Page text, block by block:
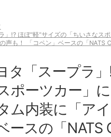
」!? ほぼ“軽”サイズの「ちいさなス
声も！ 「コペン」ベースの「NATS
「スープラ」
ポーツカー」
ム内装に「ア
ースの「NATS